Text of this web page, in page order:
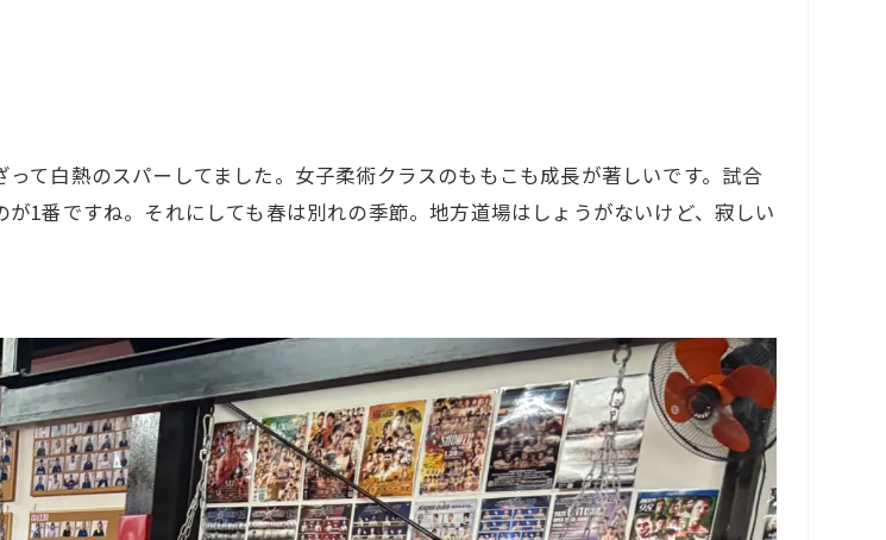
て白熱のスパーしてました。女子柔術クラスのももこも成長が著しいです。試合
1番ですね。それにしても春は別れの季節。地方道場はしょうがないけど、寂しい